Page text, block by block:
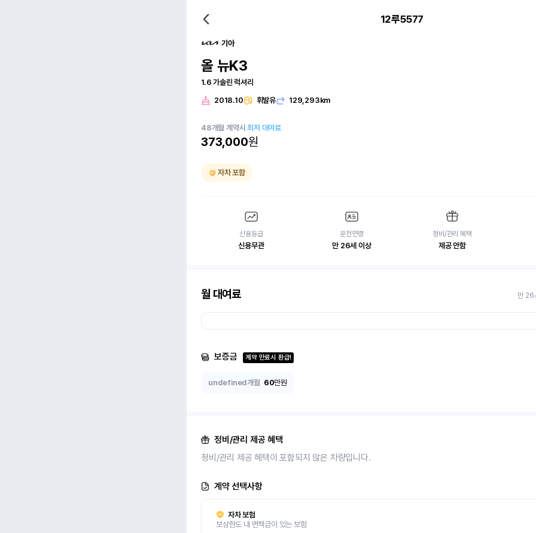
12루5577
기아
올 뉴K3
1.6 가솔린 럭셔리
2018.10 휘발유 129,293km
48개월 계약시최저 대여료
373,000원
자차 포함
신용등급
신용무관
운전연령
만 26세 이상
정비/관리 혜택
제공 안함
월 대여료 만 26
보증금 계약 만료시 환급!
undefined개월 60만원
정비/관리 제공 혜택
정비/관리 제공 혜택이 포함되지 않은 차량입니다.
계약 선택사항
자차 보험
보상한도 내 면책금이 있는 보험